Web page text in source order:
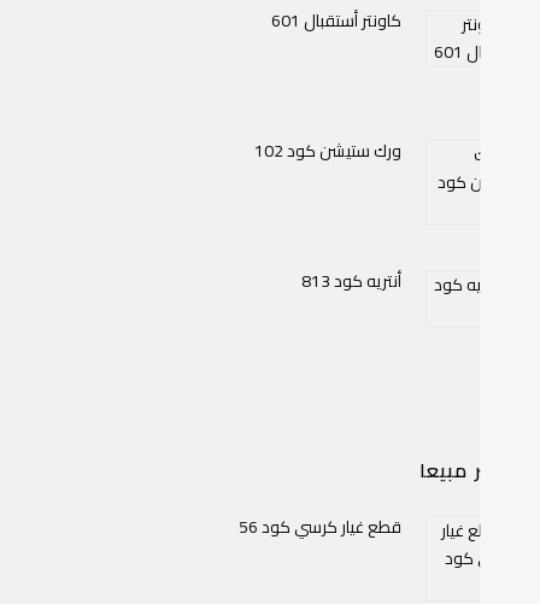
كاونتر أستقبال 601
ورك ستيشن كود 102
أنتريه كود 813
مبيعا
قطع غيار كرسي كود 56